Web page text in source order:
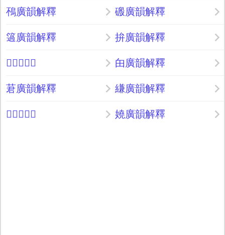
鴀廣韻解釋 磤廣韻解釋
簻廣韻解釋 拚廣韻解釋
𦿆廣韻解釋 甶廣韻解釋
莙廣韻解釋 縑廣韻解釋
𢄓廣韻解釋 嬈廣韻解釋